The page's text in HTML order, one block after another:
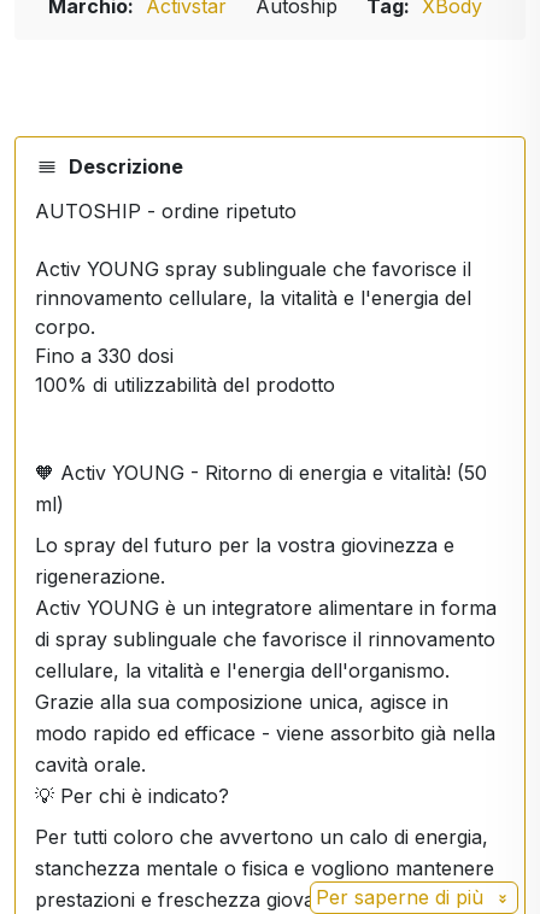
Marchio: Activstar Autoship Tag: XBody
Descrizione
AUTOSHIP - ordine ripetuto
Activ YOUNG spray sublinguale che favorisce il
rinnovamento cellulare, la vitalità e l'energia del
corpo.
Fino a 330 dosi
100% di utilizzabilità del prodotto
🧡 Activ YOUNG - Ritorno di energia e vitalità! (50
ml)
Lo spray del futuro per la vostra giovinezza e
rigenerazione.
Activ YOUNG è un integratore alimentare in forma
di spray sublinguale che favorisce il rinnovamento
cellulare, la vitalità e l'energia dell'organismo.
Grazie alla sua composizione unica, agisce in
modo rapido ed efficace - viene assorbito già nella
cavità orale.
💡 Per chi è indicato?
Per tutti coloro che avvertono un calo di energia,
stanchezza mentale o fisica e vogliono mantenere
prestazioni e freschezza giovanile.Per saperne di più